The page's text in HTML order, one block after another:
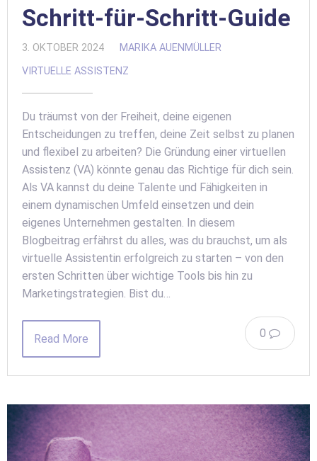
Schritt-für-Schritt-Guide
3. OKTOBER 2024
MARIKA AUENMÜLLER
VIRTUELLE ASSISTENZ
Du träumst von der Freiheit, deine eigenen
Entscheidungen zu treffen, deine Zeit selbst zu planen
und flexibel zu arbeiten? Die Gründung einer virtuellen
Assistenz (VA) könnte genau das Richtige für dich sein.
Als VA kannst du deine Talente und Fähigkeiten in
einem dynamischen Umfeld einsetzen und dein
eigenes Unternehmen gestalten. In diesem
Blogbeitrag erfährst du alles, was du brauchst, um als
virtuelle Assistentin erfolgreich zu starten – von den
ersten Schritten über wichtige Tools bis hin zu
Marketingstrategien. Bist du…
0
Read More